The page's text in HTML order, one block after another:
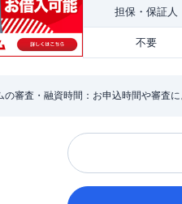
担保・ 保証人
不要
審査・融資時間：お申込時間や審査に